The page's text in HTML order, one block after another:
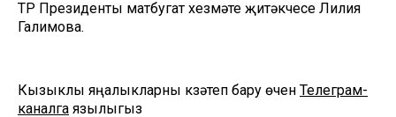
ТР Президенты матбугат хезмәте җитәкчесе Лилия
Галимова.
Кызыклы яңалыкларны күзәтеп бару өчен Телеграм-
каналга язылыгыз